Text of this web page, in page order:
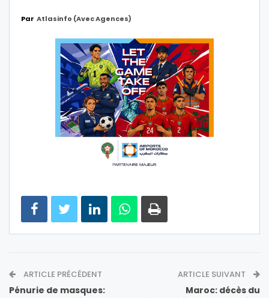
Par Atlasinfo (avec Agences)
ARTICLE PRÉCÉDENT
Pénurie de masques:
ARTICLE SUIVANT
Maroc: décès du